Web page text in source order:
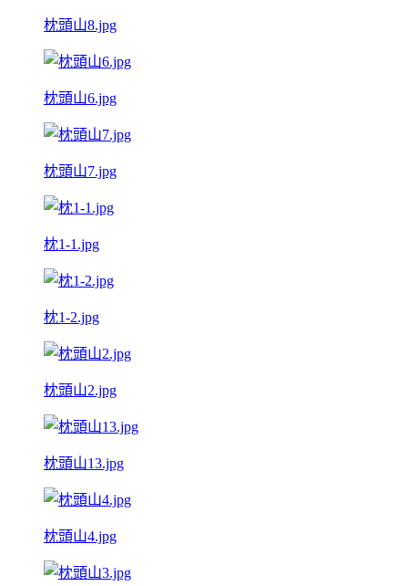
枕頭山8.jpg
枕頭山6.jpg
枕頭山7.jpg
枕1-1.jpg
枕1-2.jpg
枕頭山2.jpg
枕頭山13.jpg
枕頭山4.jpg